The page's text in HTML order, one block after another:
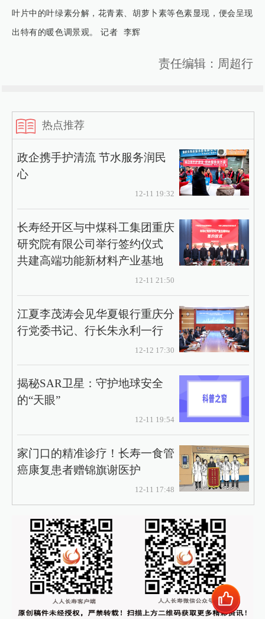
叶片中的叶绿素分解，花青素、胡萝卜素等色素显现，便会呈现
出特有的暖色调景观。 记者 李辉
责任编辑：周超行
热点推荐
政企携手护清流 节水服务润民
心
12-11 19:32
长寿经开区与中煤科工集团重庆
研究院有限公司举行签约仪式
共建高端功能新材料产业基地
12-11 21:50
江夏李茂涛会见华夏银行重庆分
行党委书记、行长朱永利一行
12-12 17:30
揭秘SAR卫星：守护地球安全
的“天眼”
12-11 19:54
家门口的精准诊疗！长寿一食管
癌康复患者赠锦旗谢医护
12-11 17:48